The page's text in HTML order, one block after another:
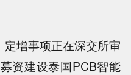
增事项正在深交所审
资建设泰国PCB智能